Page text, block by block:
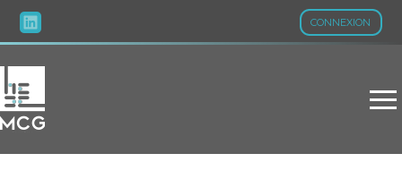
CONNEXION
Aller
au